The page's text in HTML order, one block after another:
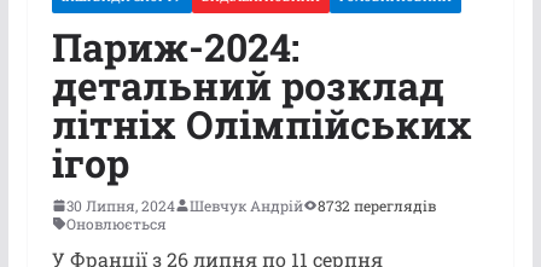
Париж-2024:
детальний розклад
літніх Олімпійських
ігор
30 Липня, 2024 Шевчук Андрій
8732 переглядів
Оновлюється
У Франції з 26 липня по 11 серпня